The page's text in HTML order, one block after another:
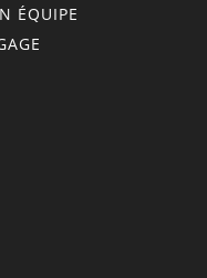
ÉQUIPE